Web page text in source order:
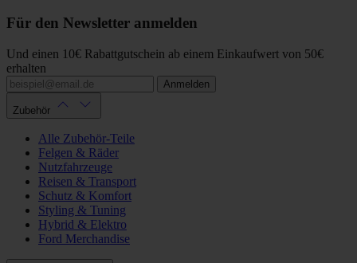
Für den Newsletter anmelden
Und einen 10€ Rabattgutschein ab einem Einkaufwert von 50€
erhalten
Anmelden
Zubehör
Alle Zubehör-Teile
Felgen & Räder
Nutzfahrzeuge
Reisen & Transport
Schutz & Komfort
Styling & Tuning
Hybrid & Elektro
Ford Merchandise